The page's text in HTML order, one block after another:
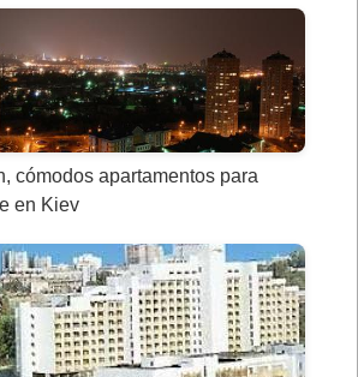
cómodos apartamentos para
en Kiev